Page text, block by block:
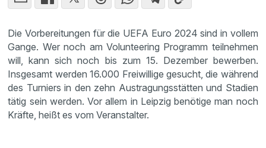
Die Vorbereitungen für die UEFA Euro 2024 sind in vollem
Gange. Wer noch am Volunteering Programm teilnehmen
will, kann sich noch bis zum 15. Dezember bewerben.
Insgesamt werden 16.000 Freiwillige gesucht, die während
des Turniers in den zehn Austragungsstätten und Stadien
tätig sein werden. Vor allem in Leipzig benötige man noch
Kräfte, heißt es vom Veranstalter.